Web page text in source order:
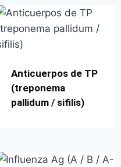
Anticuerpos de TP
(treponema
pallidum / sifilis)